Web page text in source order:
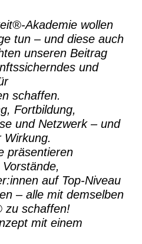
Akademiewollen
tun – und diese auch
unseren Beitrag
und
schaffen.
Fortbildung,
und Netzwerk – und
Wirkung.
präsentieren
auf Top-Niveau
– alle mit demselben
zu schaffen!
mit einem